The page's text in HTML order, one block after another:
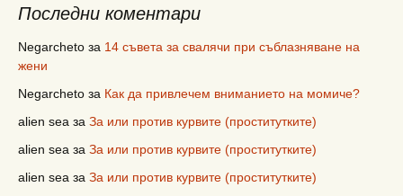
Последни коментари
Negarcheto за 14 съвета за свалячи при съблазняване на
жени
Negarcheto за Как да привлечем вниманието на момиче?
alien sea за За или против курвите (проститутките)
alien sea за За или против курвите (проститутките)
alien sea за За или против курвите (проститутките)